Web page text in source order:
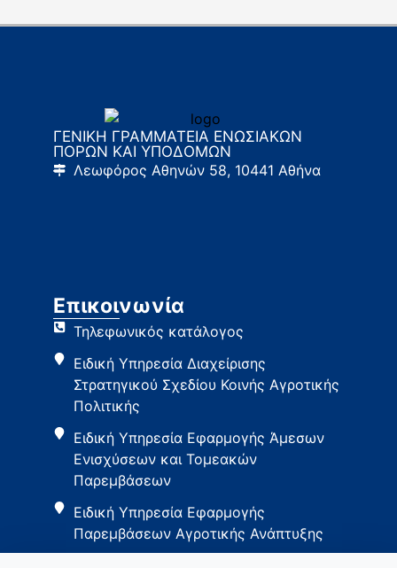
ΓΕΝΙΚΗ ΓΡΑΜΜΑΤΕΙΑ ΕΝΩΣΙΑΚΩΝ
ΠΟΡΩΝ ΚΑΙ ΥΠΟΔΟΜΩΝ
Λεωφόρος Αθηνών 58, 10441 Αθήνα
Επικοινωνία
Τηλεφωνικός κατάλογος
Ειδική Υπηρεσία Διαχείρισης
Στρατηγικού Σχεδίου Κοινής Αγροτικής
Πολιτικής
Ειδική Υπηρεσία Εφαρμογής Άμεσων
Ενισχύσεων και Τομεακών
Παρεμβάσεων
Ειδική Υπηρεσία Εφαρμογής
Παρεμβάσεων Αγροτικής Ανάπτυξης